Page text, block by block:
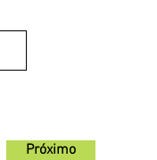
Próximo